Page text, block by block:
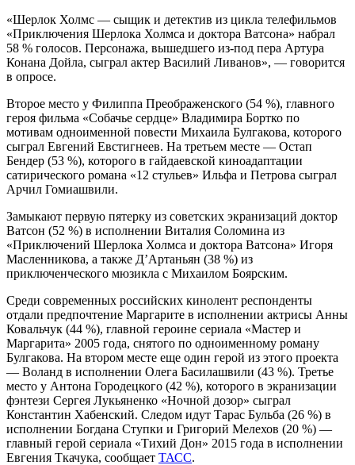
«Шерлок Холмс — сыщик и детектив из цикла телефильмов
«Приключения Шерлока Холмса и доктора Ватсона» набрал
58 % голосов. Персонажа, вышедшего из-под пера Артура
Конана Дойла, сыграл актер Василий Ливанов», — говорится
в опросе.
Второе место у Филиппа Преображенского (54 %), главного
героя фильма «Собачье сердце» Владимира Бортко по
мотивам одноименной повести Михаила Булгакова, которого
сыграл Евгений Евстигнеев. На третьем месте — Остап
Бендер (53 %), которого в гайдаевской киноадаптации
сатирического романа «12 стульев» Ильфа и Петрова сыграл
Арчил Гомиашвили.
Замыкают первую пятерку из советских экранизаций доктор
Ватсон (52 %) в исполнении Виталия Соломина из
«Приключений Шерлока Холмса и доктора Ватсона» Игоря
Масленникова, а также Д’Артаньян (38 %) из
приключенческого мюзикла с Михаилом Боярским.
Среди современных российских кинолент респонденты
отдали предпочтение Маргарите в исполнении актрисы Анны
Ковальчук (44 %), главной героине сериала «Мастер и
Маргарита» 2005 года, снятого по одноименному роману
Булгакова. На втором месте еще один герой из этого проекта
— Воланд в исполнении Олега Басилашвили (43 %). Третье
место у Антона Городецкого (42 %), которого в экранизации
фэнтези Сергея Лукьяненко «Ночной дозор» сыграл
Константин Хабенский. Следом идут Тарас Бульба (26 %) в
исполнении Богдана Ступки и Григорий Мелехов (20 %) —
главный герой сериала «Тихий Дон» 2015 года в исполнении
Евгения Ткачука, сообщает ТАСС.